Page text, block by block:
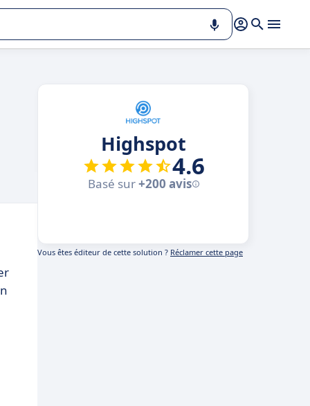
Highspot
4.6
Basé sur+200 avis
Vous êtes éditeur de cette solution ? Réclamer cette page